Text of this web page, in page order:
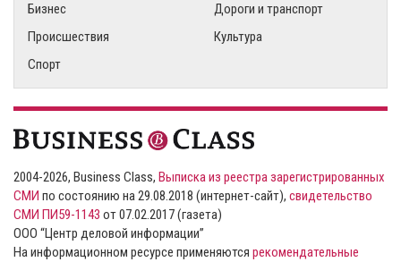
Бизнес
Дороги и транспорт
Происшествия
Культура
Спорт
2004-2026, Business Class, Выписка из реестра зарегистрированных
СМИ по состоянию на 29.08.2018 (интернет-сайт), свидетельство
СМИ ПИ59-1143 от 07.02.2017 (газета)
ООО “Центр деловой информации”
На информационном ресурсе применяются рекомендательные